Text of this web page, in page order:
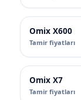
Omix X600
Tamir fiyatları
Omix X7
Tamir fiyatları